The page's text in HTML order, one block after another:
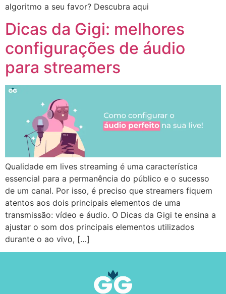
algoritmo a seu favor? Descubra aqui
Dicas da Gigi: melhores
configurações de áudio
para streamers
Qualidade em lives streaming é uma característica
essencial para a permanência do público e o sucesso
de um canal. Por isso, é preciso que streamers fiquem
atentos aos dois principais elementos de uma
transmissão: vídeo e áudio. O Dicas da Gigi te ensina a
ajustar o som dos principais elementos utilizados
durante o ao vivo, […]